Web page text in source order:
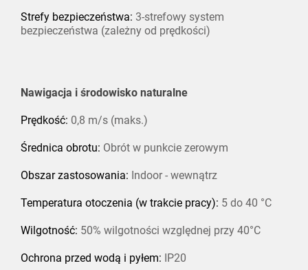
Strefy bezpieczeństwa: 3-strefowy system
bezpieczeństwa (zależny od prędkości)
Nawigacja i środowisko naturalne
Prędkość: 0,8 m/s (maks.)
Średnica obrotu: Obrót w punkcie zerowym
Obszar zastosowania: Indoor - wewnątrz
Temperatura otoczenia (w trakcie pracy): 5 do 40 °C
Wilgotność: 50% wilgotności względnej przy 40°C
Ochrona przed wodą i pyłem: IP20